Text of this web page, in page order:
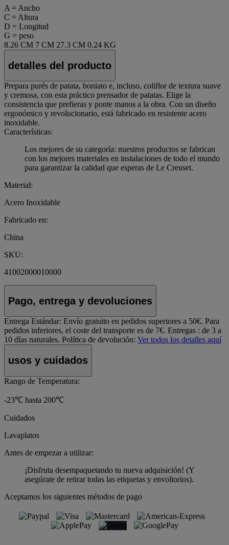
A = Ancho
C = Altura
D = Longitud
G = peso
8.26 CM 7 CM 27.3 CM 0.24 KG
detalles del producto
Prepara purés de patata, boniato e, incluso, coliflor de textura suave
y cremosa, con esta práctico prensador de patatas. Elige la
consistencia que prefieras y ponte manos a la obra. Con un diseño
ergonómico y revolucionario, está fabricado en resistente acero
inoxidable.
Características:
Los mejores de su categoría: nuestros productos se fabrican
con los mejores materiales en instalaciones de todo el mundo
para garantizar la calidad que esperas de Le Creuset.
Material:
Acero Inoxidable
Fabricado en:
China
SKU:
41002000010000
Pago, entrega y devoluciones
Entrega Estándar: Envío gratuito en pedidos superiores a 50€. Para
pedidos inferiores, el coste del transporte es de 7€. Entregas : de 3 a
10 días naturales. Política de devolución: Ver todos los detalles aquí
usos y cuidados
Rango de Temperatura:
-23℃ hasta 200℃
Cuidados
Lavaplatos
Antes de empezar a utilizar:
¡Disfruta desempaquetando tu nueva adquisición! (Y
asegúrate de retirar todas las etiquetas y envoltorios).
Aceptamos los siguientes métodos de pago